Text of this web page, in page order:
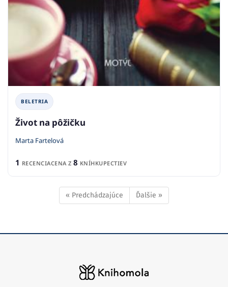
BELETRIA
Život na pôžičku
Marta Fartelová
1 RECENCIACENA Z 8 KNÍHKUPECTIEV
« Predchádzajúce Ďalšie »